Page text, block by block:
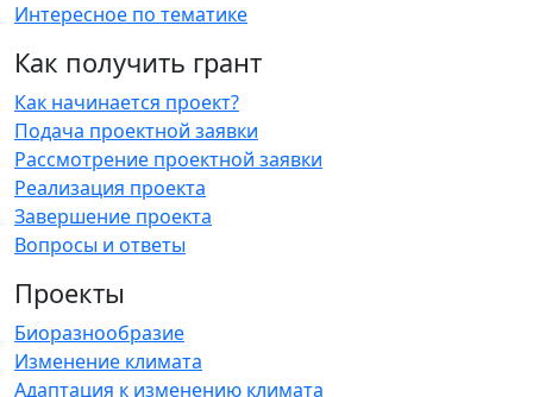
Интересное по тематике
Как получить грант
Как начинается проект?
Подача проектной заявки
Рассмотрение проектной заявки
Реализация проекта
Завершение проекта
Вопросы и ответы
Проекты
Биоразнообразие
Изменение климата
Адаптация к изменению климата